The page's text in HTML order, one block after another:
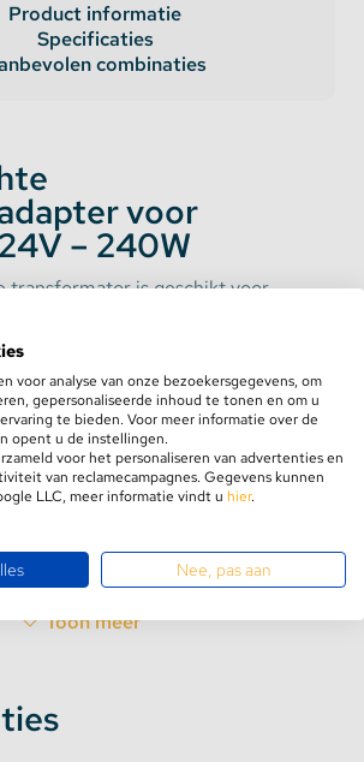
Product informatie
Specificaties
combinaties
voor
– 240W
transformator is geschikt voor
voedingsadapter (IP67) kan
voor buitenprojecten en in een
zoals de badkamer. Uiteraard is
ook binnen te gebruiken.
driver is van 100V-240V te
24V LEDstrips. Gebruik je
Houd er dan rekening mee
over een IP67 certificering moet
240W –
Toon meer
voor analyse van onze bezoekersgegevens, om
gepersonaliseerde inhoud te tonen en om u
te bieden. Voor meer informatie over de
opent u de instellingen.
voor het personaliseren van advertenties en
van reclamecampagnes. Gegevens kunnen
LLC, meer informatie vindt u hier.
Nee, pas aan